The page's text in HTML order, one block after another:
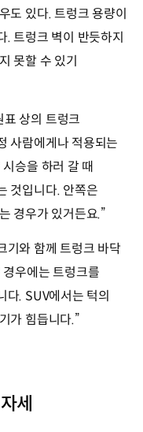
도 있다. 트렁크 용량이
트렁크 벽이 반듯하지
못할 수 있기
상의 트렁크
사람에게나 적용되는
승을 하러 갈 때
것입니다. 안쪽은
경우가 있거든요.”
기와 함께 트렁크 바닥
우에는 트렁크를
다. SUV에서는 턱의
가 힘듭니다.”
세